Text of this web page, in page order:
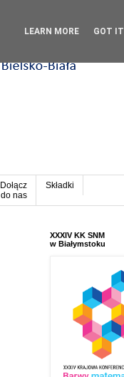
Dołącz
do nas
Składki
XXXIV KK SNM
w Białymstoku
LEARN MORE GOT IT